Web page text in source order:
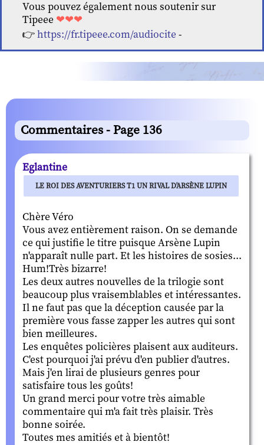
Vous pouvez également nous soutenir sur
Tipeee ❤❤❤
👉https://fr.tipeee.com/audiocite -
Commentaires - Page 136
Eglantine
LE ROI DES AVENTURIERS T1 UN RIVAL D'ARSÈNE LUPIN
Chère Véro
Vous avez entièrement raison. On se demande
ce qui justifie le titre puisque Arsène Lupin
n'apparaît nulle part. Et les histoires de sosies...
Hum!Très bizarre!
Les deux autres nouvelles de la trilogie sont
beaucoup plus vraisemblables et intéressantes.
Il ne faut pas que la déception causée par la
première vous fasse zapper les autres qui sont
bien meilleures.
Les enquêtes policières plaisent aux auditeurs.
C'est pourquoi j'ai prévu d'en publier d'autres.
Mais j'en lirai de plusieurs genres pour
satisfaire tous les goûts!
Un grand merci pour votre très aimable
commentaire qui m'a fait très plaisir. Très
bonne soirée.
Toutes mes amitiés et à bientôt!